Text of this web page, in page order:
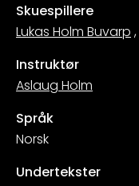
Skuespillere
Lukas Holm Buvarp ,
Instruktør
Aslaug Holm
Språk
Norsk
Undertekster